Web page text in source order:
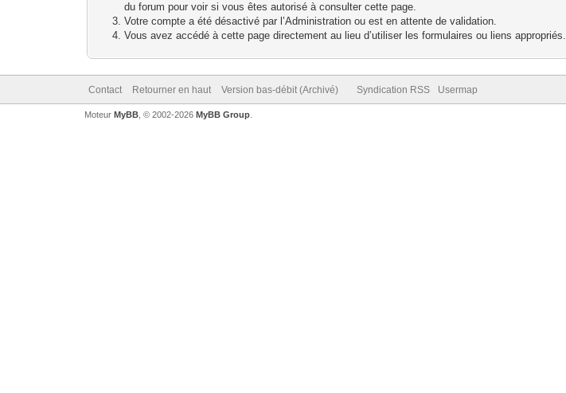
du forum pour voir si vous êtes autorisé à consulter cette page.
Votre compte a été désactivé par l’Administration ou est en attente de validation.
Vous avez accédé à cette page directement au lieu d’utiliser les formulaires ou liens appropriés.
Contact Retourner en haut Version bas-débit (Archivé) Syndication RSS Usermap
Moteur MyBB, © 2002-2026 MyBB Group.